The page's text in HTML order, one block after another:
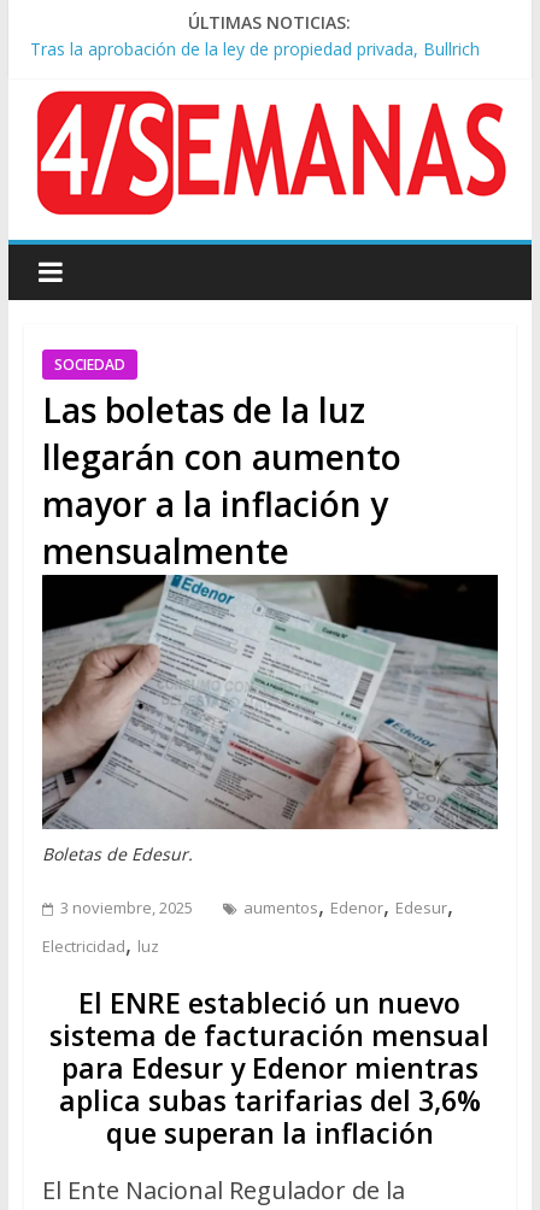
ÚLTIMAS NOTICIAS:
Tras la aprobación de la ley de propiedad privada, Bullrich
Causa AFA: el juez Amarante calificó de “ficción judicial” el
traslado del expediente a Campana
A pocas cuadras de La Bombonera chocaron un tren y un
colectivo: siete heridos
Día de San Cayetano: masiva marcha a Plaza de Mayo de
Pesar por la muerte de Leandro Rud, histórico representante
y conductor de TV
SOCIEDAD
Las boletas de la luz
llegarán con aumento
mayor a la inflación y
mensualmente
Boletas de Edesur.
3 noviembre, 2025 aumentos, Edenor, Edesur,
Electricidad, luz
El ENRE estableció un nuevo
sistema de facturación mensual
para Edesur y Edenor mientras
aplica subas tarifarias del 3,6%
que superan la inflación
El Ente Nacional Regulador de la